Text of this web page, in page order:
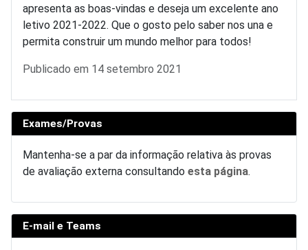
apresenta as boas-vindas e deseja um excelente ano
letivo 2021-2022. Que o gosto pelo saber nos una e
permita construir um mundo melhor para todos!
Detalhes
Publicado em 14 setembro 2021
Exames/Provas
Mantenha-se a par da informação relativa às provas
de avaliação externa consultando esta página.
E-mail e Teams